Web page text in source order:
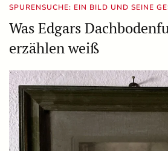
SPURENSUCHE: EIN BILD UND SEINE
Was Edgars
erzählen weiß